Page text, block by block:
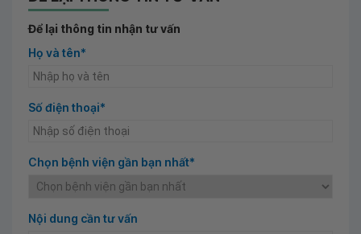
Để lại thông tin nhận tư vấn
Họ và tên*
Số điện thoại*
Chọn bệnh viện gần bạn nhất*
Nội dung cần tư vấn